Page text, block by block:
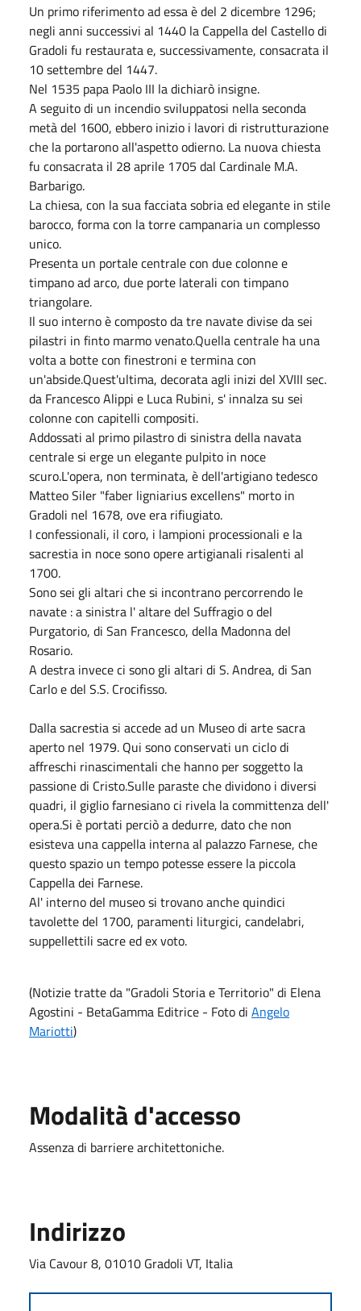
Un primo riferimento ad essa è del 2 dicembre 1296;
negli anni successivi al 1440 la Cappella del Castello di
Gradoli fu restaurata e, successivamente, consacrata il
10 settembre del 1447.
Nel 1535 papa Paolo III la dichiarò insigne.
A seguito di un incendio sviluppatosi nella seconda
metà del 1600, ebbero inizio i lavori di ristrutturazione
che la portarono all'aspetto odierno. La nuova chiesta
fu consacrata il 28 aprile 1705 dal Cardinale M.A.
Barbarigo.
La chiesa, con la sua facciata sobria ed elegante in stile
barocco, forma con la torre campanaria un complesso
unico.
Presenta un portale centrale con due colonne e
timpano ad arco, due porte laterali con timpano
triangolare.
Il suo interno è composto da tre navate divise da sei
pilastri in finto marmo venato.Quella centrale ha una
volta a botte con finestroni e termina con
un'abside.Quest'ultima, decorata agli inizi del XVIII sec.
da Francesco Alippi e Luca Rubini, s' innalza su sei
colonne con capitelli compositi.
Addossati al primo pilastro di sinistra della navata
centrale si erge un elegante pulpito in noce
scuro.L'opera, non terminata, è dell'artigiano tedesco
Matteo Siler "faber ligniarius excellens" morto in
Gradoli nel 1678, ove era rifiugiato.
I confessionali, il coro, i lampioni processionali e la
sacrestia in noce sono opere artigianali risalenti al
1700.
Sono sei gli altari che si incontrano percorrendo le
navate : a sinistra l' altare del Suffragio o del
Purgatorio, di San Francesco, della Madonna del
Rosario.
A destra invece ci sono gli altari di S. Andrea, di San
Carlo e del S.S. Crocifisso.
Dalla sacrestia si accede ad un Museo di arte sacra
aperto nel 1979. Qui sono conservati un ciclo di
affreschi rinascimentali che hanno per soggetto la
passione di Cristo.Sulle paraste che dividono i diversi
quadri, il giglio farnesiano ci rivela la committenza dell'
opera.Si è portati perciò a dedurre, dato che non
esisteva una cappella interna al palazzo Farnese, che
questo spazio un tempo potesse essere la piccola
Cappella dei Farnese.
Al' interno del museo si trovano anche quindici
tavolette del 1700, paramenti liturgici, candelabri,
suppellettili sacre ed ex voto.
(Notizie tratte da "Gradoli Storia e Territorio" di Elena
Agostini - BetaGamma Editrice - Foto di Angelo
Mariotti)
Modalità d'accesso
Assenza di barriere architettoniche.
Indirizzo
Via Cavour 8, 01010 Gradoli VT, Italia